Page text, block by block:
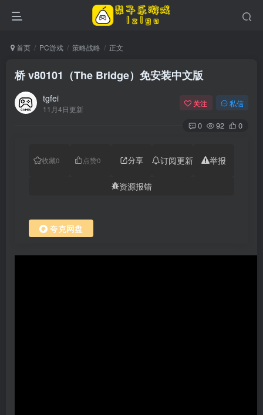
首页 PC游戏 策略战略 正文
桥 v80101（The Bridge）免安装中文版
tgfei
11月4日更新
关注 私信
0 92 0
收藏0 点赞0 分享 订阅更新 举报
资源报错
夸克网盘